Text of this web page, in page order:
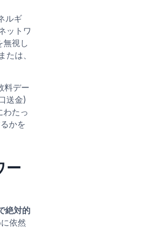
ルギ
ットワ
無視し
は、
料デー
送金)
わたっ
かを
ー
絶対的
依然